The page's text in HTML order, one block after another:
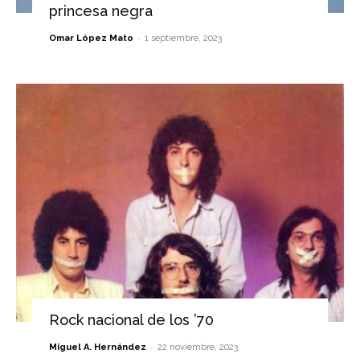
princesa negra
Omar López Mato - 1 septiembre, 2023
Rock nacional de los ’70
Miguel A. Hernández - 22 noviembre, 2023